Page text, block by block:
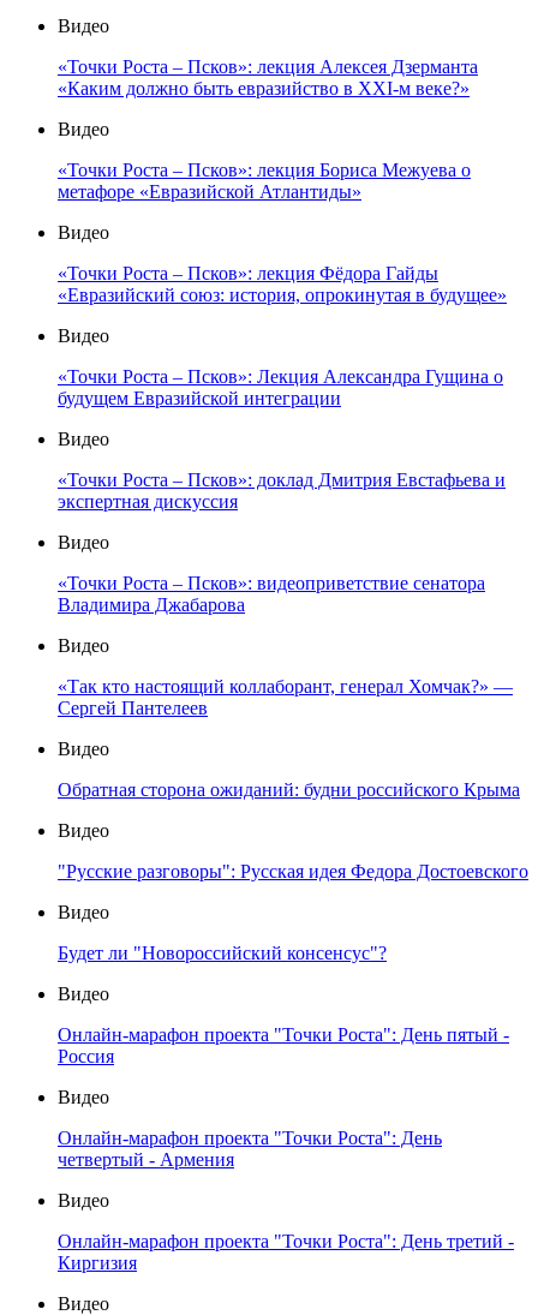
Видео
«Точки Роста – Псков»: лекция Алексея Дзерманта
«Каким должно быть евразийство в XXI-м веке?»
Видео
«Точки Роста – Псков»: лекция Бориса Межуева о
метафоре «Евразийской Атлантиды»
Видео
«Точки Роста – Псков»: лекция Фёдора Гайды
«Евразийский союз: история, опрокинутая в будущее»
Видео
«Точки Роста – Псков»: Лекция Александра Гущина о
будущем Евразийской интеграции
Видео
«Точки Роста – Псков»: доклад Дмитрия Евстафьева и
экспертная дискуссия
Видео
«Точки Роста – Псков»: видеоприветствие сенатора
Владимира Джабарова
Видео
«Так кто настоящий коллаборант, генерал Хомчак?» —
Сергей Пантелеев
Видео
Обратная сторона ожиданий: будни российского Крыма
Видео
"Русские разговоры": Русская идея Федора Достоевского
Видео
Будет ли "Новороссийский консенсус"?
Видео
Онлайн-марафон проекта "Точки Роста": День пятый -
Россия
Видео
Онлайн-марафон проекта "Точки Роста": День
четвертый - Армения
Видео
Онлайн-марафон проекта "Точки Роста": День третий -
Киргизия
Видео